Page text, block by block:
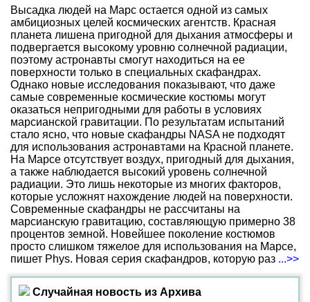
Высадка людей на Марс остается одной из самых
амбициозных целей космических агентств. Красная
планета лишена пригодной для дыхания атмосферы и
подвергается высокому уровню солнечной радиации,
поэтому астронавты смогут находиться на ее
поверхности только в специальных скафандрах.
Однако новые исследования показывают, что даже
самые современные космические костюмы могут
оказаться непригодными для работы в условиях
марсианской гравитации. По результатам испытаний
стало ясно, что новые скафандры NASA не подходят
для использования астронавтами на Красной планете.
На Марсе отсутствует воздух, пригодный для дыхания,
а также наблюдается высокий уровень солнечной
радиации. Это лишь некоторые из многих факторов,
которые усложнят нахождение людей на поверхности.
Современные скафандры не рассчитаны на
марсианскую гравитацию, составляющую примерно 38
процентов земной. Новейшее поколение костюмов
просто слишком тяжелое для использования на Марсе,
пишет Phys. Новая серия скафандров, которую раз ...>>
Случайная новость из Архива